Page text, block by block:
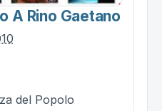
A Rino Gaetano
del Popolo